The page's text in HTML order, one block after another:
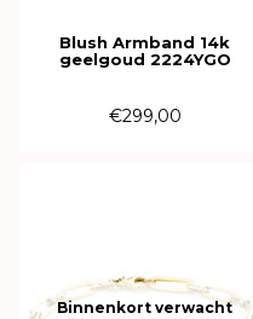
Blush Armband 14k
geelgoud 2224YGO
€299,00
Binnenkort verwacht